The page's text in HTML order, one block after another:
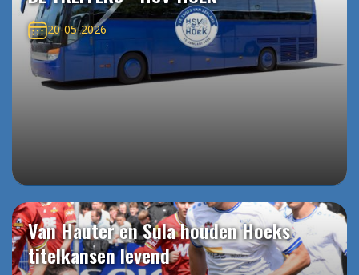
20-05-2026
Van Hauter en Sula houden Hoeks
titelkansen levend